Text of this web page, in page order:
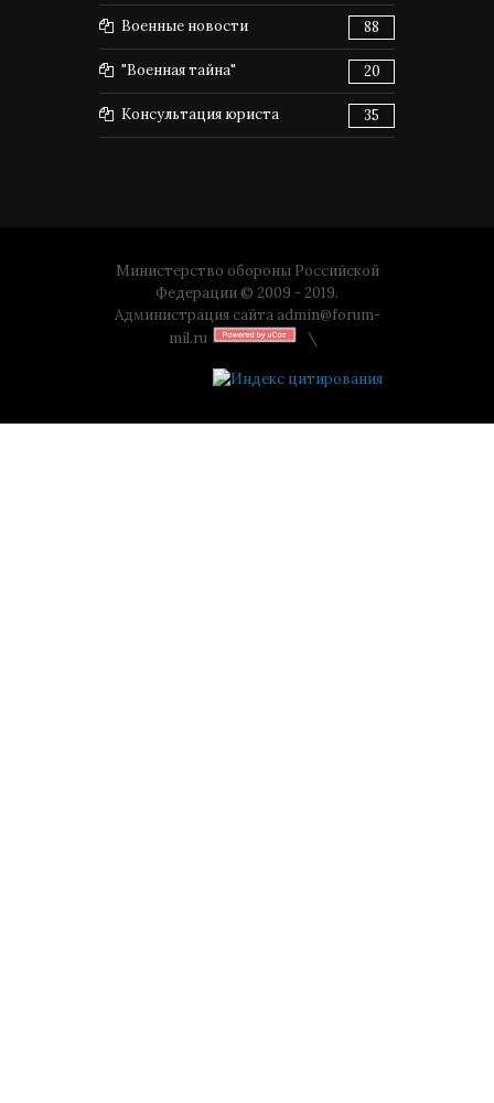
Военные новости 88
"Военная тайна" 20
Консультация юриста 35
Министерство обороны Российской
Федерации © 2009 - 2019.
Администрация сайта admin@forum-
mil.ru